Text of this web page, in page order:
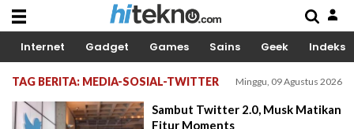
Internet Gadget Games Sains Geek Indeks
TAG BERITA: MEDIA-SOSIAL-TWITTER Minggu, 09 Agustus 2026
Sambut Twitter 2.0, Musk Matikan
Fitur Moments